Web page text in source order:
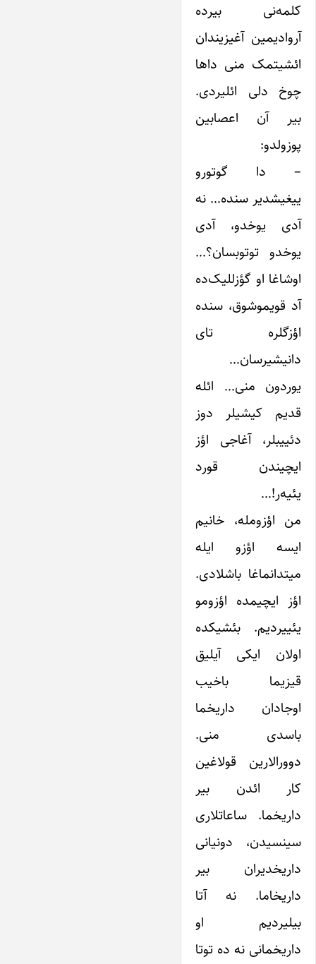
کلمه‌نی بیرده
آروادیمین آغیزیندان
ائشیتمک منی داها
چوخ دلی ائلیردی.
بیر آن اعصابین
پوزولدو:
– دا گوتورو
ییغیشدیر سنده… نه
آدی یوخدو، آدی
یوخدو توتوبسان؟…
اوشاغا او گؤزللیک‌ده
آد قویموشوق، سنده
اؤزگلره تای
دانیشیرسان…
یوردون منی… ائله
قدیم کیشیلر دوز
دئییبلر، آغاجی اؤز
ایچیندن قورد
یئیه‌ر!…
من اؤزومله، خانیم
ایسه اؤزو ایله
میتدانماغا باشلادی.
اؤز ایچیمده اؤزومو
یئییردیم. بئشیکده
اولان ایکی آیلیق
قیزیما باخیب
اوجادان داریخما
باسدی منی.
دوورالارین قولاغین
کار ائدن بیر
داریخما. ساعاتلاری
سینسیدن، دونیانی
داریخدیران بیر
داریخاما. نه آتا
بیلیردیم او
داریخمانی نه ده توتا